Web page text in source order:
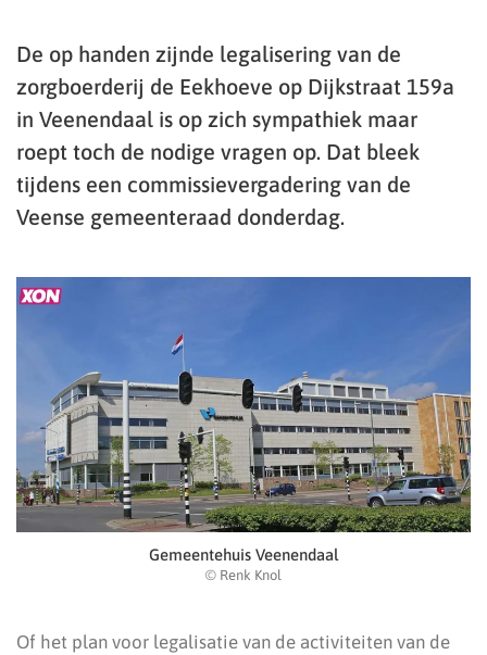
De op handen zijnde legalisering van de
zorgboerderij de Eekhoeve op Dijkstraat 159a
in Veenendaal is op zich sympathiek maar
roept toch de nodige vragen op. Dat bleek
tijdens een commissievergadering van de
Veense gemeenteraad donderdag.
Gemeentehuis Veenendaal
© Renk Knol
Of het plan voor legalisatie van de activiteiten van de